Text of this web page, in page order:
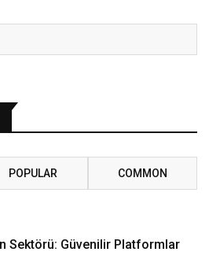
POPULAR COMMON
Sektörü: Güvenilir Platformlar